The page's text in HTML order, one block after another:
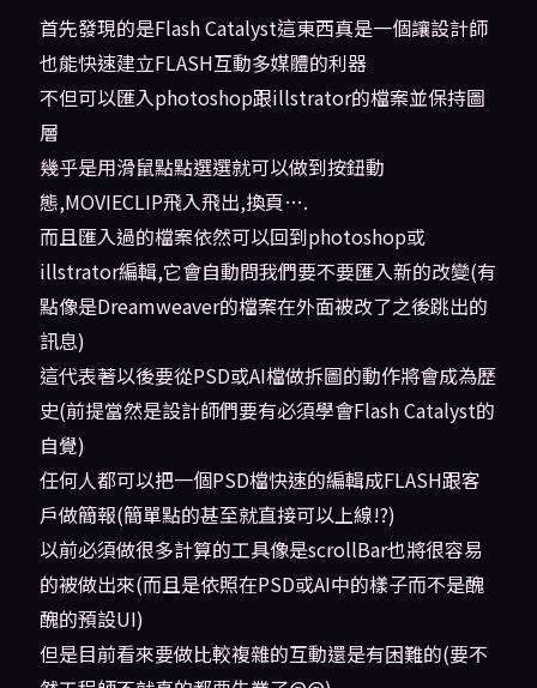
首先發現的是Flash Catalyst這東西真是一個讓設計師
也能快速建立FLASH互動多媒體的利器
不但可以匯入photoshop跟illstrator的檔案並保持圖
層
幾乎是用滑鼠點點選選就可以做到按鈕動
態,MOVIECLIP飛入飛出,換頁….
而且匯入過的檔案依然可以回到photoshop或
illstrator編輯,它會自動問我們要不要匯入新的改變(有
點像是Dreamweaver的檔案在外面被改了之後跳出的
訊息)
這代表著以後要從PSD或AI檔做拆圖的動作將會成為歷
史(前提當然是設計師們要有必須學會Flash Catalyst的
自覺)
任何人都可以把一個PSD檔快速的編輯成FLASH跟客
戶做簡報(簡單點的甚至就直接可以上線!?)
以前必須做很多計算的工具像是scrollBar也將很容易
的被做出來(而且是依照在PSD或AI中的樣子而不是醜
醜的預設UI)
但是目前看來要做比較複雜的互動還是有困難的(要不